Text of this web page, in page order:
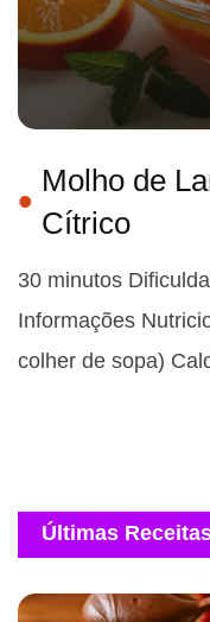
Molho de
Cítrico
30 minutos
Informações
colher de sopa)
Últimas